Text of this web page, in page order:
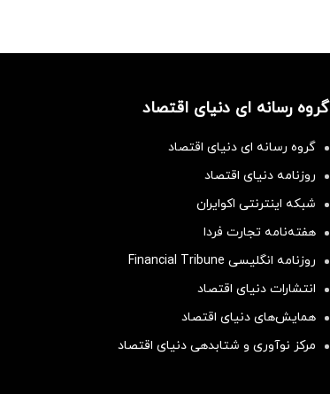
گروه رسانه ای دنیای اقتصاد
گروه رسانه ای دنیای اقتصاد
روزنامه دنیای اقتصاد
شبکه اینترنتی اکوایران
هفته‌نامه تجارت فردا
روزنامه انگلیسی Financial Tribune
انتشارات دنیای اقتصاد
همایش‌های دنیای اقتصاد
مرکز نوآوری و شتابدهی دنیای اقتصاد